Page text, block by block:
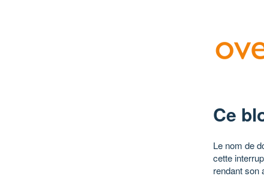
Ce
Le nom de
cette
rendant son